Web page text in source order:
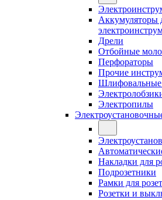
Аккумуляторы
Дрели
Отбойные
Перфораторы
Прочие
Электропилы
Накладки для
Подрозетники
Рамки для
Розетки и